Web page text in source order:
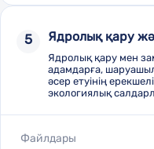
5 Ядролық қару
Ядролық қару мен
адамдарға,
әсер етуінің
экологиялық
Файлдары